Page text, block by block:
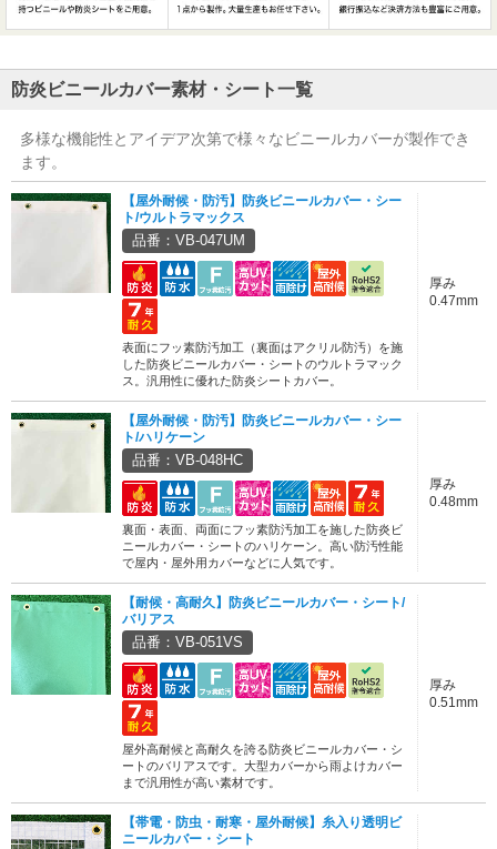
防炎ビニールカバー素材・シート一覧
多様な機能性とアイデア次第で様々なビニールカバーが製作でき
ます。
【屋外耐候・防汚】防炎ビニールカバー・シー
ト/ウルトラマックス
品番：VB-047UM
表面にフッ素防汚加工（裏面はアクリル防汚）を施
した防炎ビニールカバー・シートのウルトラマック
ス。汎用性に優れた防炎シートカバー。
厚み
0.47mm
【屋外耐候・防汚】防炎ビニールカバー・シー
ト/ハリケーン
品番：VB-048HC
裏面・表面、両面にフッ素防汚加工を施した防炎ビ
ニールカバー・シートのハリケーン。高い防汚性能
で屋内・屋外用カバーなどに人気です。
厚み
0.48mm
【耐候・高耐久】防炎ビニールカバー・シート/
バリアス
品番：VB-051VS
屋外高耐候と高耐久を誇る防炎ビニールカバー・シ
ートのバリアスです。大型カバーから雨よけカバー
まで汎用性が高い素材です。
厚み
0.51mm
【帯電・防虫・耐寒・屋外耐候】糸入り透明ビ
ニールカバー・シート